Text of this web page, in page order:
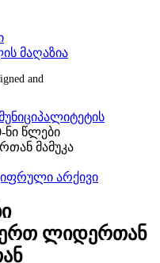
მაღაზია
and
ნი წლები
მამუკა
არქივი
ლიდერთან